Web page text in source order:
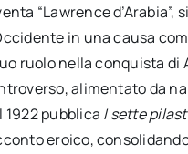
“Lawrence
in una causa
ruolo nella conquista di
alimentato da
1922 pubblica I sette
eroico,